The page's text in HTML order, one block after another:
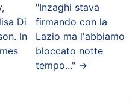
Di
In
"Inzaghi stava
firmando con la
Lazio ma l'abbiamo
bloccato notte
tempo..."→